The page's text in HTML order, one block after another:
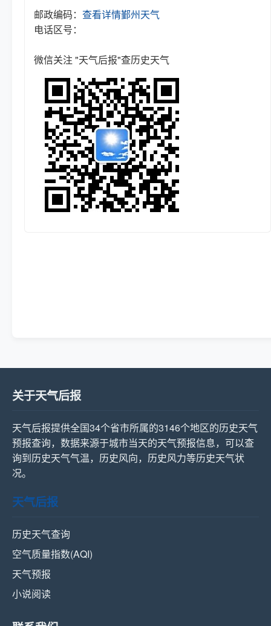
邮政编码：
电话区号：
查看详情鄞州天气
微信关注 "天气后报"查历史天气
关于天气后报
天气后报提供全国34个省市所属的3146个地区的历史天气
预报查询，数据来源于城市当天的天气预报信息，可以查
询到历史天气气温，历史风向，历史风力等历史天气状
况。
天气后报
历史天气查询
空气质量指数(AQI)
天气预报
小说阅读